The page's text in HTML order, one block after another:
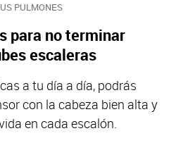
PULMONES
para no terminar
escaleras
a tu día a día, podrás
con la cabeza bien alta y
en cada escalón.